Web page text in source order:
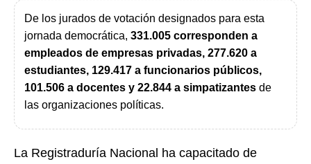
De los jurados de votación designados para esta
jornada democrática, 331.005 corresponden a
empleados de empresas privadas, 277.620 a
estudiantes, 129.417 a funcionarios públicos,
101.506 a docentes y 22.844 a simpatizantes de
las organizaciones políticas.
La Registraduría Nacional ha capacitado de